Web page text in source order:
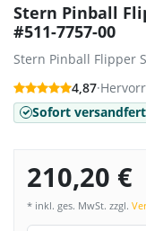
Stern Pinball
#511-7757-00
Stern Pinball Flipper
4,87·
Sofort
210,20 €
* inkl. ges. MwSt. zzgl.